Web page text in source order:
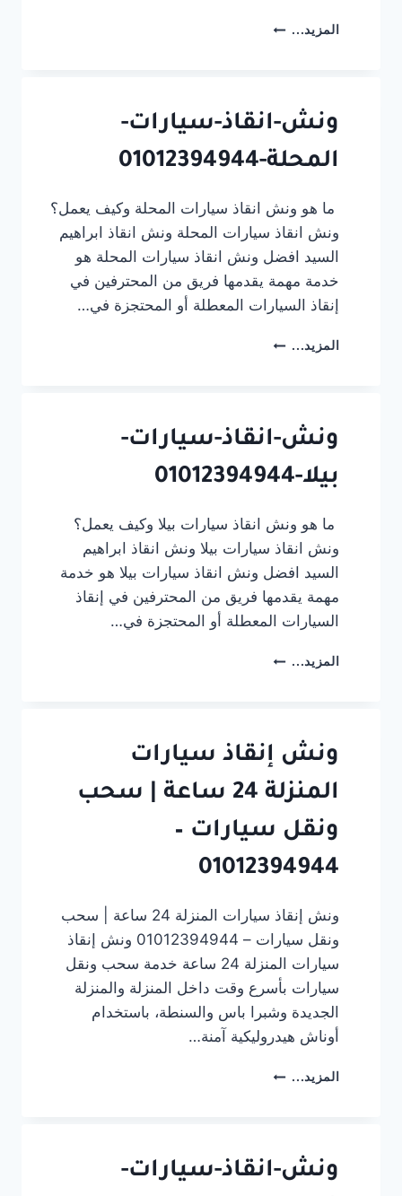
المزيد... انقاذ
ونش-انقاذ-سيارات-
المحلة-01012394944
ما هو ونش انقاذ سيارات المحلة وكيف يعمل؟
ونش انقاذ سيارات المحلة ونش انقاذ ابراهيم
السيد افضل ونش انقاذ سيارات المحلة هو
خدمة مهمة يقدمها فريق من المحترفين في
إنقاذ السيارات المعطلة أو المحتجزة في…
المزيد... ونش-
ونش-انقاذ-سيارات-
بيلا-01012394944
ما هو ونش انقاذ سيارات بيلا وكيف يعمل؟
ونش انقاذ سيارات بيلا ونش انقاذ ابراهيم
السيد افضل ونش انقاذ سيارات بيلا هو خدمة
مهمة يقدمها فريق من المحترفين في إنقاذ
السيارات المعطلة أو المحتجزة في…
المزيد... ونش-
ونش إنقاذ سيارات
المنزلة 24 ساعة | سحب
ونقل سيارات –
01012394944
ونش إنقاذ سيارات المنزلة 24 ساعة | سحب
ونقل سيارات – 01012394944 ونش إنقاذ
سيارات المنزلة 24 ساعة خدمة سحب ونقل
سيارات بأسرع وقت داخل المنزلة والمنزلة
الجديدة وشبرا باس والسنطة، باستخدام
أوناش هيدروليكية آمنة…
المزيد... ونش
ساعة
|
ونش-انقاذ-سيارات-